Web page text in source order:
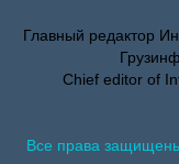
Главный редактор
Chief editor of
Все права